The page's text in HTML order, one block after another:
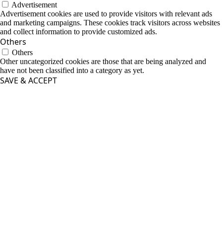
Advertisement
Advertisement cookies are used to provide visitors with relevant ads
and marketing campaigns. These cookies track visitors across websites
and collect information to provide customized ads.
Others
Others
Other uncategorized cookies are those that are being analyzed and
have not been classified into a category as yet.
SAVE & ACCEPT